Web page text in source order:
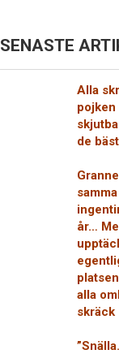
SENASTE
Alla
de
år…
alla
skräck